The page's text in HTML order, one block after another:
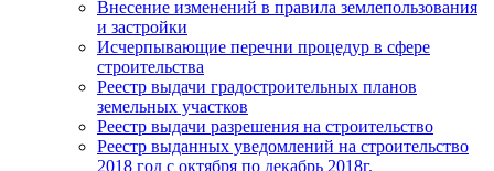
Внесение изменений в правила землепользования
и застройки
Исчерпывающие перечни процедур в сфере
строительства
Реестр выдачи градостроительных планов
земельных участков
Реестр выдачи разрешения на строительство
Реестр выданных уведомлений на строительство
2018 год с октября по декабрь 2018г.